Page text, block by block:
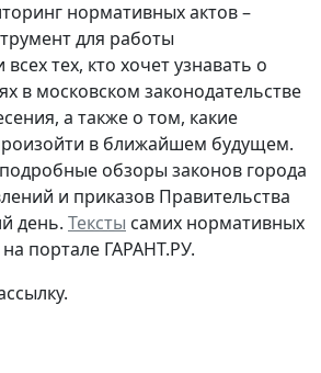
нормативных актов –
для работы
тех, кто хочет узнавать о
в московском законодательстве
а также о том, какие
в ближайшем будущем.
обзоры законов города
и приказов Правительства
день. Тексты самих нормативных
портале ГАРАНТ.РУ.